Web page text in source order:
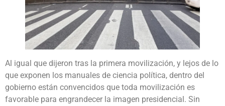
Al igual que dijeron tras la primera movilización, y lejos de lo
que exponen los manuales de ciencia política, dentro del
gobierno están convencidos que toda movilización es
favorable para engrandecer la imagen presidencial. Sin